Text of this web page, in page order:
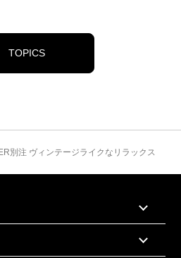
TOPICS
別注 ヴィンテージライクなリラックス